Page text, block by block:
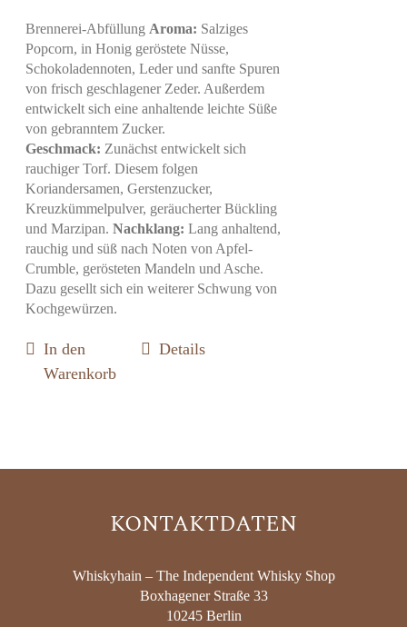
Brennerei-Abfüllung Aroma: Salziges
Popcorn, in Honig geröstete Nüsse,
Schokoladennoten, Leder und sanfte Spuren
von frisch geschlagener Zeder. Außerdem
entwickelt sich eine anhaltende leichte Süße
von gebranntem Zucker.
Geschmack: Zunächst entwickelt sich
rauchiger Torf. Diesem folgen
Koriandersamen, Gerstenzucker,
Kreuzkümmelpulver, geräucherter Bückling
und Marzipan.Nachklang: Lang anhaltend,
rauchig und süß nach Noten von Apfel-
Crumble, gerösteten Mandeln und Asche.
Dazu gesellt sich ein weiterer Schwung von
Kochgewürzen.
In den
Warenkorb
Details
KONTAKTDATEN
Whiskyhain – The Independent Whisky Shop
Boxhagener Straße 33
10245 Berlin